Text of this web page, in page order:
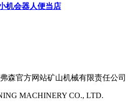
机会器人便当店
森官方网站矿山机械有限责任公司
MACHINERY CO., LTD.